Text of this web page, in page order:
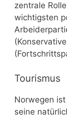
zentrale
wichtigsten
Tourismus
Norwegen
seine